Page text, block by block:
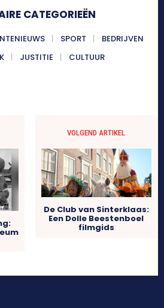
CATEGORIEËN
SPORT
BEDRIJVEN
JUSTITIE CULTUUR
VOLGEND ARTIKEL
De Club van Sinterklaas:
Een Dolle Beestenboel
filmgids